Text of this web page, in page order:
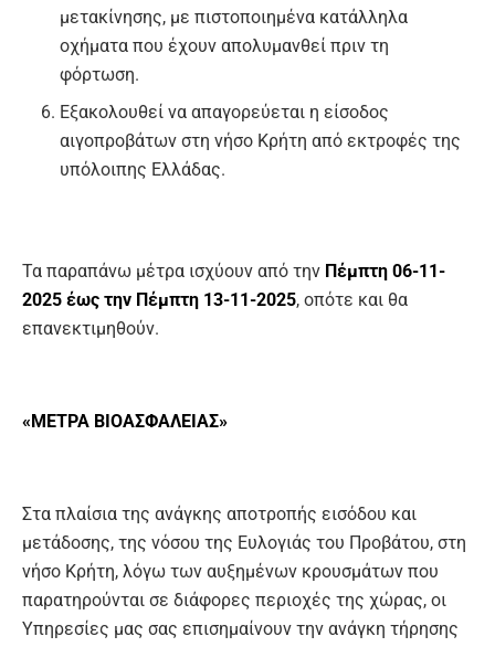
μετακίνησης, με πιστοποιημένα κατάλληλα
οχήματα που έχουν απολυμανθεί πριν τη
φόρτωση.
Εξακολουθεί να απαγορεύεται η είσοδος
αιγοπροβάτων στη νήσο Κρήτη από εκτροφές της
υπόλοιπης Ελλάδας.
Τα παραπάνω μέτρα ισχύουν από την Πέμπτη 06-11-
2025 έως την Πέμπτη 13-11-2025, οπότε και θα
επανεκτιμηθούν.
«ΜΕΤΡΑ ΒΙΟΑΣΦΑΛΕΙΑΣ»
Στα πλαίσια της ανάγκης αποτροπής εισόδου και
μετάδοσης, της νόσου της Ευλογιάς του Προβάτου, στη
νήσο Κρήτη, λόγω των αυξημένων κρουσμάτων που
παρατηρούνται σε διάφορες περιοχές της χώρας, οι
Υπηρεσίες μας σας επισημαίνουν την ανάγκη τήρησης